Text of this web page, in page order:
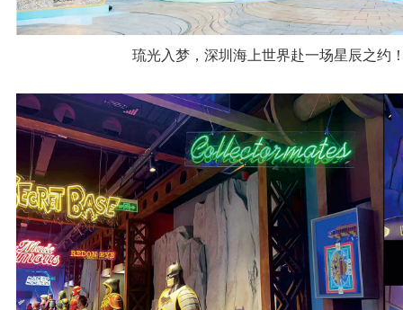
琉光入梦，深圳海上世界赴一场星辰之约